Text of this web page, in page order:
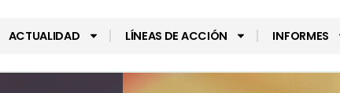
ACTUALIDAD LÍNEAS DE ACCIÓN INFORMES